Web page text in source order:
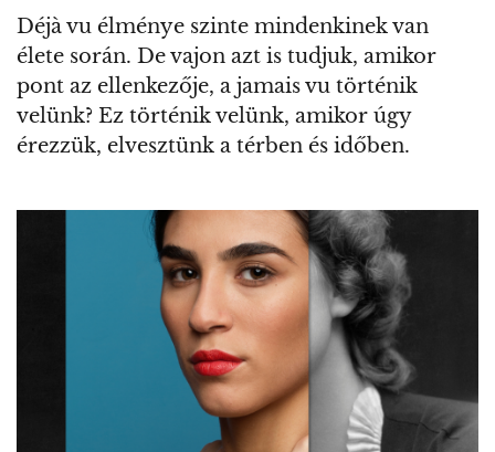
Déjà vu élménye szinte mindenkinek van
élete során. De vajon azt is tudjuk, amikor
pont az ellenkezője, a jamais vu történik
velünk? Ez történik velünk, amikor úgy
érezzük, elvesztünk a térben és időben.